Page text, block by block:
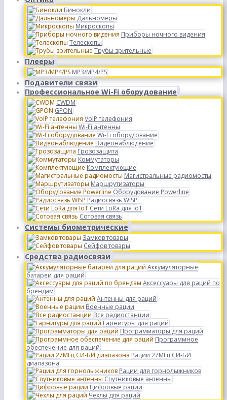
Бинокли
Дальномеры
Микроскопы
Приборы ночного видения
Телескопы
Трубы зрительные
Плееры
MP3/MP4/PS
Подавители связи
Профессиональное Wi-Fi оборудование
CWDM
GPON
VoIP телефония
Wi-Fi антенны
Wi-Fi оборудование
Видеонаблюдение
Грозозащита
Коммутаторы
Комплектующие
Магистральные радиомосты
Маршрутизаторы
Оборудование Powerline
Радиосвязь WISP
Сети LoRa для IoT
Сотовая связь
Системы биометрические
Замков товары
Сейфов товары
Средства радиосвязи
Аккумуляторные
батареи для раций
Аксессуары для раций по
брендам
Антенны для раций
Военные рации
Все радиостанции
Гарнитуры для раций
Программаторы для раций
Программное
обеспечение для раций
Рации 27МГц СИ-БИ
диапазона
Рации для горнолыжников
Спутниковые антенны
Цифровые рации
Чехлы для раций